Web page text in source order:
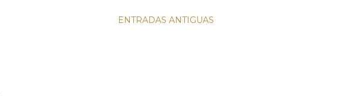
ENTRADAS ANTIGUAS